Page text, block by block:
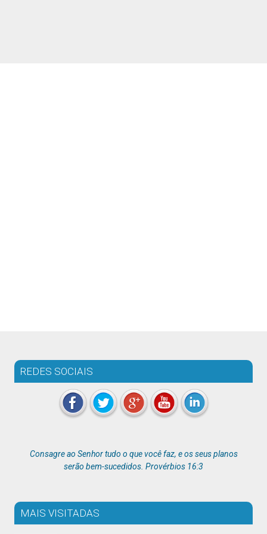
REDES SOCIAIS
Consagre ao Senhor tudo o que você faz, e os seus planos
serão bem-sucedidos. Provérbios 16:3
MAIS VISITADAS